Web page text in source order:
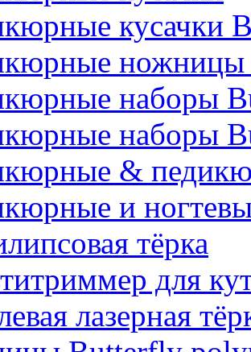
кусачки
ножницы
наборы
наборы
&
и
тёрка
для
лазерная